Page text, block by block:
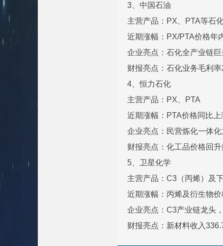
3、中国石油
主营产品：PX、PTA等石
近期涨幅：PX/PTA价格年
企业亮点：石化全产业链
财报亮点：石化业务毛利率
4、恒力石化
主营产品：PX、PTA
近期涨幅：PTA价格同比上
企业亮点：民营炼化一体化
财报亮点：化工品价格回升
5、卫星化学
主营产品：C3（丙烯）及
近期涨幅：丙烯及衍生物价
企业亮点：C3产业链龙头
财报亮点：新材料收入